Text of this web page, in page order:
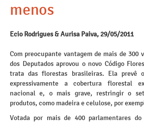
menos
Ecio Rodrigues & Aurisa Paiva, 29/05/2011
Com preocupante vantagem de mais de 300
dos Deputados aprovou o novo Código
trata das florestas brasileiras. Ela prevê
expressivamente a cobertura florestal
nacional e, o mais grave, restringir o
produtos, como madeira e celulose, por
Votada por mais de 400 parlamentares